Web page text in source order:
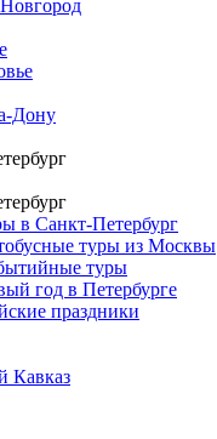
Дону
в Санкт-Петербург
туры из Москвы
туры
год в Петербурге
праздники
Кавказ